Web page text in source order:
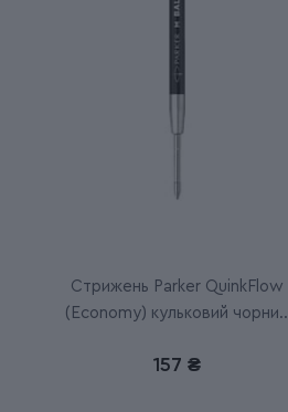
Стрижень Parker QuinkFlow
(Economy) кульковий чорний
157 ₴